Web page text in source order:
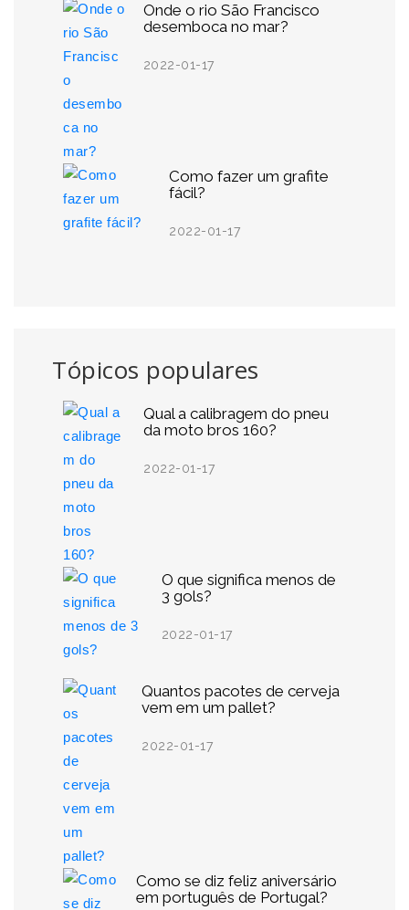
Onde o rio São Francisco
desemboca no mar?
2022-01-17
Como fazer um grafite
fácil?
2022-01-17
Tópicos populares
Qual a calibragem do pneu
da moto bros 160?
2022-01-17
O que significa menos de
3 gols?
2022-01-17
Quantos pacotes de cerveja
vem em um pallet?
2022-01-17
Como se diz feliz aniversário
em português de Portugal?